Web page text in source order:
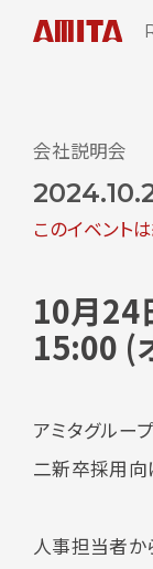
会社説明会
10月24
15:00 (
このイベント
アミタグルー
二新卒採用向
人事担当者か